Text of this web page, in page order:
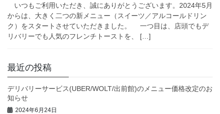
いつもご利用いただき、誠にありがとうございます。2024年5月
からは、大きく二つの新メニュー（スイーツ／アルコールドリン
ク）をスタートさせていただきました。 一つ目は、店頭でもデ
リバリーでも人気のフレンチトーストを、 […]
最近の投稿
デリバリーサービス(UBER/WOLT/出前館)のメニュー価格改定のお
知らせ
2024年6月24日